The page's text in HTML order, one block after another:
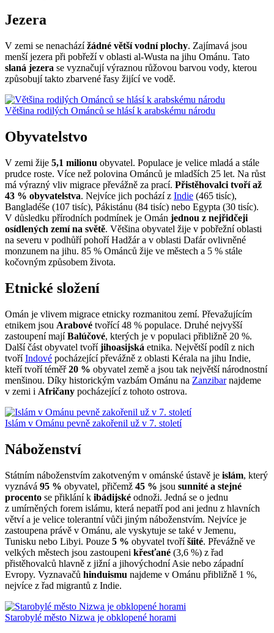
Jezera
V zemi se nenacházížádné větší vodní plochy. Zajímavá jsou
menší jezera při pobřeží v oblasti al-Wusta na jihu Ománu. Tato
slaná jezera se vyznačují výraznou růžovou barvou vody, kterou
způsobují takto zbarvené řasy žijící ve vodě.
Většina rodilých Ománců se hlásí k arabskému národu
Obyvatelstvo
V zemi žije 5,1 milionu obyvatel. Populace je velice mladá a stále
prudce roste. Více než polovina Ománců je mladších 25 let. Na růst
má výrazný vliv migrace převážně za prací. Přistěhovalci tvoří až
43 % obyvatelstva. Nejvíce jich pochází z Indie (465 tisíc),
Bangladéše (107 tisíc), Pákistánu (84 tisíc) nebo Egypta (30 tisíc).
V důsledku přírodních podmínek je Omán jednou z nejřidčeji
osídlených zemí na světě. Většina obyvatel žije v pobřežní oblasti
na severu v podhůří pohoří Hadžár a v oblasti Dafár ovlivněné
monzunem na jihu. 85 % Ománců žije ve městech a 5 % stále
kočovným způsobem života.
Etnické složení
Omán je vlivem migrace etnicky rozmanitou zemí. Převažujícím
etnikem jsou Arabové tvořící 48 % populace. Druhé nejvyšší
zastoupení majíBalúčové, kterých je v populaci přibližně 20 %.
Další část obyvatel tvoříjihoasijská etnika. Největší podíl z nich
tvoříIndové pocházející převážně z oblasti Kérala na jihu Indie,
kteří tvoří téměř20 % obyvatel země a jsou tak největší národnostní
menšinou. Díky historickým vazbám Ománu na Zanzibarnajdeme
v zemi i Afričany pocházející z tohoto ostrova.
Islám v Ománu pevně zakořenil už v 7. století
Náboženství
Státním náboženstvím zakotveným v ománské ústavě je islám, který
vyznává 95 % obyvatel, přičemž 45 % jsou sunnité a stejné
procento se přiklání k ibádijské odnoži. Jedná se o jednu
z umírněných forem islámu, která nepatří pod ani jednu z hlavních
větví a je velice tolerantní vůči jiným náboženstvím. Nejvíce je
zastoupena právě v Ománu, ale vyskytuje se také v Jemenu,
Tunisku nebo Libyi. Pouze 5 % obyvatel tvoříšíité. Převážně ve
velkých městech jsou zastoupeni křesťané (3,6 %) z řad
přistěhovalců hlavně z jižní a jihovýchodní Asie nebo západní
Evropy. Vyznavačů hinduismu najdeme v Ománu přibližně 1 %,
nejvíce z řad migrantů z Indie.
Starobylé město Nizwa je obklopené horami